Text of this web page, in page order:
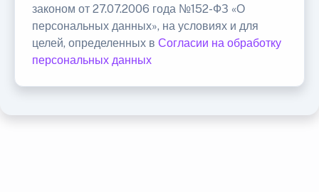
законом от 27.07.2006 года №152-ФЗ «О
персональных данных», на условиях и для
целей, определенных в Согласии на обработку
персональных данных